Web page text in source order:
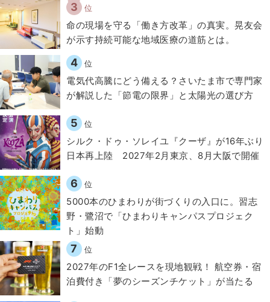
3 位
​命の現場を守る「働き方改革」の真実。晃友会
が示す持続可能な地域医療の道筋とは。
4 位
電気代高騰にどう備える？さいたま市で専門家
が解説した「節電の限界」と太陽光の選び方
5 位
シルク・ドゥ・ソレイユ『クーザ』が16年ぶり
日本再上陸 2027年2月東京、8月大阪で開催
6 位
5000本のひまわりが街づくりの入口に。習志
野・鷺沼で「ひまわりキャンパスプロジェク
ト」始動
7 位
2027年のF1全レースを現地観戦！ 航空券・宿
泊費付き「夢のシーズンチケット」が当たる